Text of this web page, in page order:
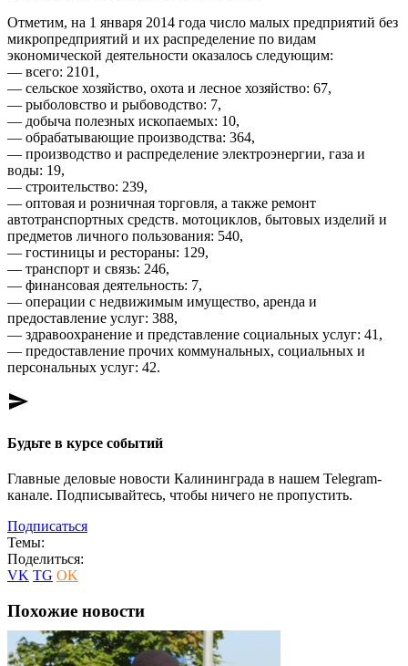
Отметим, на 1 января 2014 года число малых предприятий без
микропредприятий и их распределение по видам
экономической деятельности оказалось следующим:
— всего: 2101,
— сельское хозяйство, охота и лесное хозяйство: 67,
— рыболовство и рыбоводство: 7,
— добыча полезных ископаемых: 10,
— обрабатывающие производства: 364,
— производство и распределение электроэнергии, газа и
воды: 19,
— строительство: 239,
— оптовая и розничная торговля, а также ремонт
автотранспортных средств. мотоциклов, бытовых изделий и
предметов личного пользования: 540,
— гостиницы и рестораны: 129,
— транспорт и связь: 246,
— финансовая деятельность: 7,
— операции с недвижимым имущество, аренда и
предоставление услуг: 388,
— здравоохранение и представление социальных услуг: 41,
— предоставление прочих коммунальных, социальных и
персональных услуг: 42.
send
Будьте в курсе событий
Главные деловые новости Калининграда в нашем Telegram-
канале. Подписывайтесь, чтобы ничего не пропустить.
Подписаться
Темы:
Поделиться:
VK TG OK
Похожие новости